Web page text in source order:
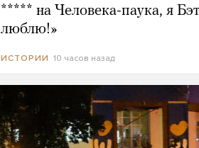
***** на Человека-паука, я
люблю!»
ИСТОРИИ 10 часов назад